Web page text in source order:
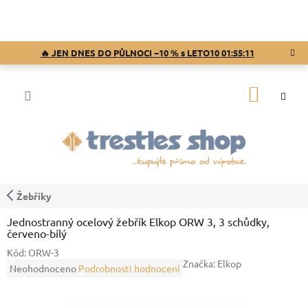
🔥 JEN DNES DO PŮLNOCI −10 % s LETO1001:55:10
Žebříky
Jednostranný ocelový žebřík Elkop ORW 3, 3 schůdky,
červeno-bílý
Kód: ORW-3
Průměrné
Neohodnoceno Podrobnosti hodnocení Značka: Elkop